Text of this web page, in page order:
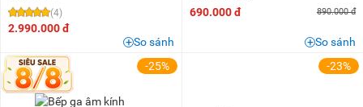
(4)
2.990.000 đ
So sánh
690.000 đ
890.000 đ
So sánh
-25%
-23%